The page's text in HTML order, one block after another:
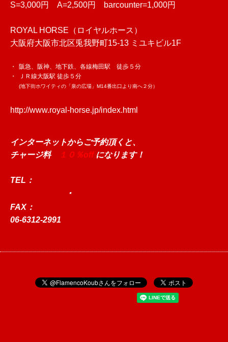
S=3,000円 A=2,500円 barcounter=1,000円
ROYAL HORSE（ロイヤルホース）
大阪府大阪市北区兎我野町15-13 ミユキビル1F
・
阪急、阪神、地下鉄、各線梅田駅 徒歩５分
・
ＪＲ線大阪駅 徒歩５分
(地下街ホワイティの「泉の広場」M14番出口より南へ２分）
http://www.royal-horse.jp/index.html
インターネットからご予約頂くと、
チャージ料
１０％offになります！
TEL ：
･
FAX：
06-6312-2991